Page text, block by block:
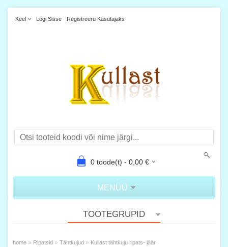
Keel Logi Sisse Registreeru Kasutajaks
0toode(t) - 0,00€
MENÜÜ
TOOTEGRUPID
home » Ripatsid » Tähtkujud » Kullast tähtkuju ripats- jäär